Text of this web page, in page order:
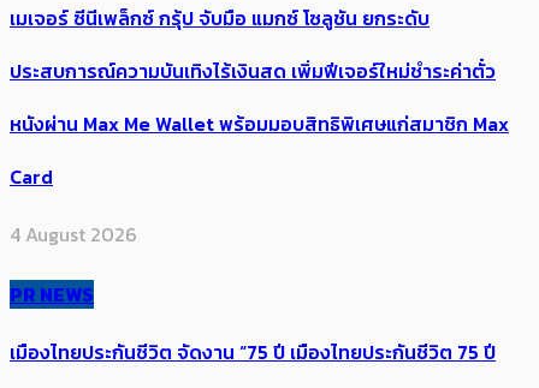
เมเจอร์ ซีนีเพล็กซ์ กรุ้ป จับมือ แมกซ์ โซลูชัน ยกระดับ
ประสบการณ์ความบันเทิงไร้เงินสด เพิ่มฟีเจอร์ใหม่ชำระค่าตั๋ว
หนังผ่าน Max Me Wallet พร้อมมอบสิทธิพิเศษแก่สมาชิก Max
Card
4 August 2026
PR NEWS
เมืองไทยประกันชีวิต จัดงาน “75 ปี เมืองไทยประกันชีวิต 75 ปี